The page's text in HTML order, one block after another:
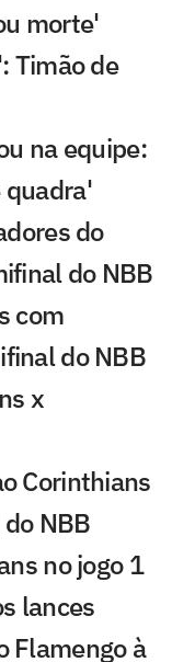
morte'
Timão de
na equipe:
quadra'
do
do NBB
com
do NBB
x
Corinthians
NBB
no jogo 1
lances
Flamengo à